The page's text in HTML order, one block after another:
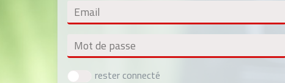
Email
Mot de passe
rester connecté